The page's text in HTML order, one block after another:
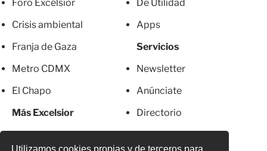
Utilizamos cookies propias y de terceros para
Foro Excélsior
Crisis ambiental
Franja de Gaza
Metro CDMX
El Chapo
Más Excelsior
De Utilidad
Apps
Servicios
Newsletter
Anúnciate
Directorio